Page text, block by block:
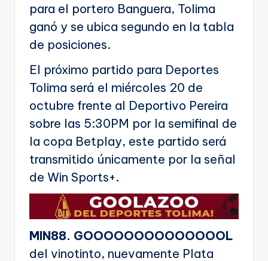
para el portero Banguera, Tolima
ganó y se ubica segundo en la tabla
de posiciones.
El próximo partido para Deportes
Tolima será el miércoles 20 de
octubre frente al Deportivo Pereira
sobre las 5:30PM por la semifinal de
la copa Betplay, este partido será
transmitido únicamente por la señal
de Win Sports+.
MIN88. GOOOOOOOOOOOOOOL
del vinotinto, nuevamente Plata